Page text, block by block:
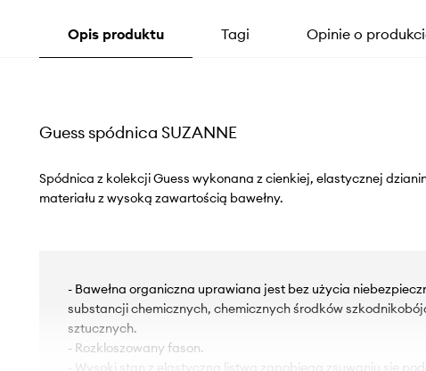
Opis produktu Tagi Opinie o
Guess spódnica SUZANNE
Spódnica z kolekcji Guess wykonana z cienkiej, elastycznej
materiału z wysoką zawartością bawełny.
- Bawełna organiczna uprawiana jest bez użycia
substancji chemicznych, chemicznych środków
sztucznych.
- Rozkloszowany fason.
- Wysoki stan z elastyczną listwą zapobiega zsuwaniu się